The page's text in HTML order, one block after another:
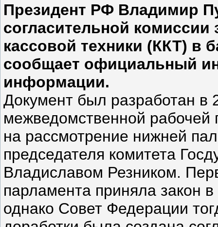
Президент РФ Владимир
согласительной
кассовой техники (ККТ) в
сообщает официальный
информации.
Документ был разработан в
межведомственной рабочей
на рассмотрение нижней
председателя комитета
Владиславом Резником.
парламента приняла закон
однако Совет Федерации